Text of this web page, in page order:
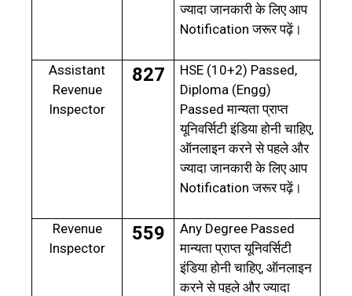
ज्यादा जानकारी के लिए आप
Notificationजरूर पढ़ें।
Assistant
Revenue
Inspector
827
HSE (10+2) Passed,
Diploma (Engg)
Passedमान्यता प्राप्त
यूनिवर्सिटी इंडिया होनी चाहिए,
ऑनलाइन करने से पहले और
ज्यादा जानकारी के लिए आप
Notificationजरूर पढ़ें।
Revenue
Inspector
559 Any Degree Passed
मान्यता प्राप्त यूनिवर्सिटी
इंडिया होनी चाहिए,ऑनलाइन
करने से पहले और ज्यादा